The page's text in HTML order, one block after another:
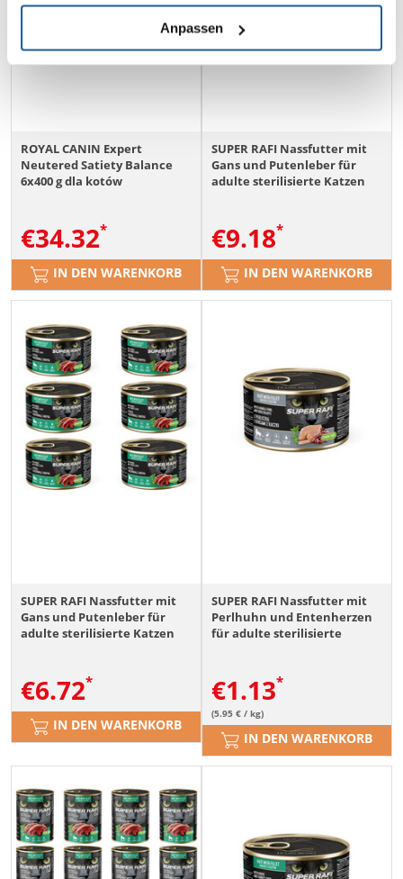
Anpassen
ROYAL CANIN Expert
Neutered Satiety Balance
6x400 g dla kotów
kastracji/sterylizacji do 7
roku życia
€34.32
IN DEN WARENKORB
SUPER RAFI Nassfutter mit
Gans und Putenleber für
adulte sterilisierte Katzen
€9.18
IN DEN WARENKORB
SUPER RAFI Nassfutter mit
Gans und Putenleber für
adulte sterilisierte Katzen
€6.72
IN DEN WARENKORB
SUPER RAFI Nassfutter mit
Perlhuhn und Entenherzen
für adulte sterilisierte
€1.13
(5.95 € / kg)
IN DEN WARENKORB